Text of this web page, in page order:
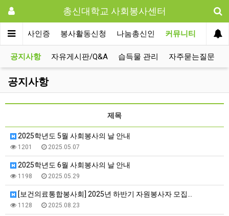
총신대학교 사회봉사센터
사회봉사인증 봉사활동신청 나눔총신인 커뮤니티
공지사항 자유게시판/Q&A 습득물 관리 자주묻는질문
공지사항
제목
2025학년도 5월 사회봉사의 날 안내
1201 2025.05.07
2025학년도 6월 사회봉사의 날 안내
1198 2025.05.29
[보건의료통합봉사회] 2025년 하반기 자원봉사자 모집…
1128 2025.08.23